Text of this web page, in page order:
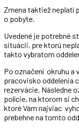
Zmena taktiež neplatí
o pobyte.
Uvedené je potrebné
situácii, pre ktorú
takto vybratom
Po označení okruhu a
pracovisko oddelenia
rezervácie. Následne
polície, na ktorom si
ktoré Vám najviac
prebehne na tomto